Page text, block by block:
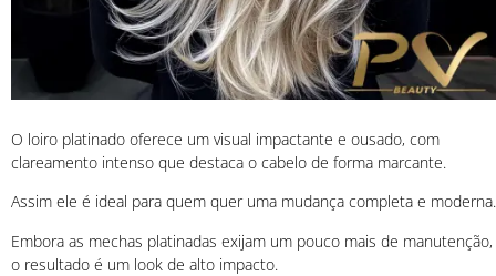
O loiro platinado oferece um visual impactante e ousado, com
clareamento intenso que destaca o cabelo de forma marcante.
Assim ele é ideal para quem quer uma mudança completa e moderna.
Embora as mechas platinadas exijam um pouco mais de manutenção,
o resultado é um look de alto impacto.